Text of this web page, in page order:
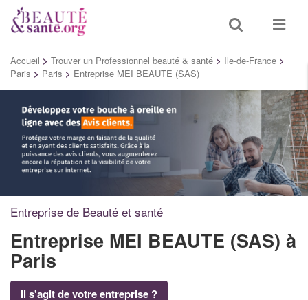
Toggle
search
Toggle
Accueil > Trouver un Professionnel beauté & santé > Ile-de-France >
Paris > Paris > Entreprise MEI BEAUTE (SAS)
Entreprise de Beauté et santé
Entreprise MEI BEAUTE (SAS) à
Paris
Il s'agit de votre entreprise ?